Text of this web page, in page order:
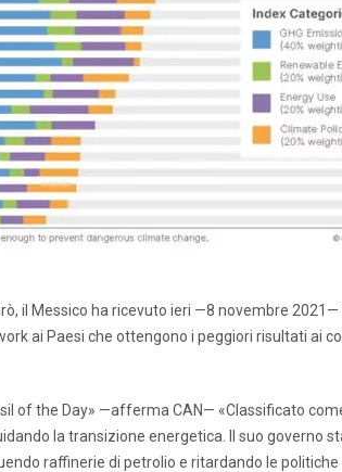
il Messico ha ricevuto ieri —8 novembre 2021—
ai Paesi che ottengono i peggiori risultati ai
of the Day» —afferma CAN— «Classificato
la transizione energetica. Il suo governo
raffinerie di petrolio e ritardando le